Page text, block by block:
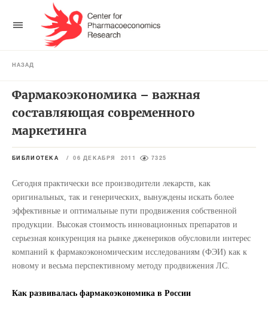
НАЗАД
Фармакоэкономика – важная
составляющая современного
маркетинга
БИБЛИОТЕКА / 06 ДЕКАБРЯ 2011 7325
Сегодня практически все производители лекарств, как
оригинальных, так и генерических, вынуждены искать более
эффективные и оптимальные пути продвижения собственной
продукции. Высокая стоимость инновационных препаратов и
серьезная конкуренция на рынке дженериков обусловили интерес
компаний к фармакоэкономическим исследованиям (ФЭИ) как к
новому и весьма перспективному методу продвижения ЛС.
Как развивалась фармакоэкономика в России